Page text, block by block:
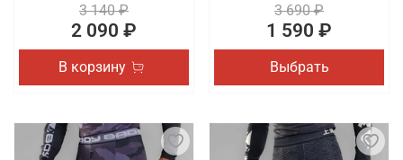
3 140 ₽
2 090 ₽
В корзину
3 690 ₽
1 590 ₽
Выбрать